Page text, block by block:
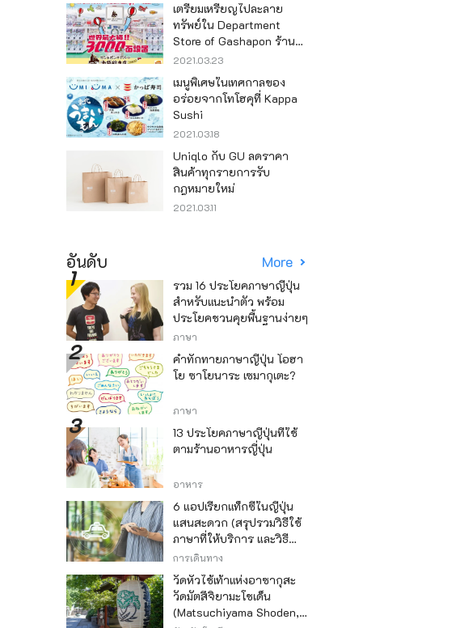
เตรียมเหรียญไปละลาย
ทรัพย์ใน Department
Store of Gashapon ร้านที่มี
เครื่องกาชาปองเยอะที่สุดใน
โลก อิเคะบุคุโระ
2021.03.23
เมนูพิเศษในเทศกาลของ
อร่อยจากโทโฮคุที่ Kappa
Sushi
2021.03.18
Uniqlo กับ GU ลดราคา
สินค้าทุกรายการรับ
กฎหมายใหม่
2021.03.11
อันดับ More
รวม 16 ประโยคภาษาญี่ปุ่น
สำหรับแนะนำตัว พร้อม
ประโยคชวนคุยพื้นฐานง่ายๆ
ภาษา
คำทักทายภาษาญี่ปุ่น โอฮา
โย ซาโยนาระ เซมากุเตะ?
ภาษา
13 ประโยคภาษาญี่ปุ่นที่ใช้
ตามร้านอาหารญี่ปุ่น
อาหาร
6 แอปเรียกแท็กซี่ในญี่ปุ่น
แสนสะดวก (สรุปรวมวิธีใช้
ภาษาที่ให้บริการ และวิธี
ชำระเงิน)
การเดินทาง
วัดหัวไช้เท้าแห่งอาซากุสะ
วัดมัตสึจิยามะโชเด็น
(Matsuchiyama Shoden,